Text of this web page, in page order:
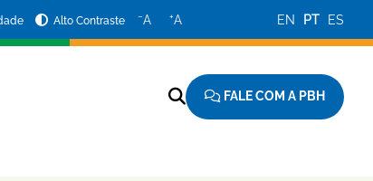
Alto Contraste −A +A EN PT ES
FALE COM A PBH